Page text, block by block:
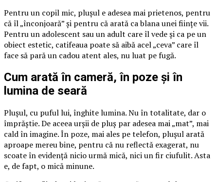
Pentru un copil mic, plușul e adesea mai prietenos, pentru
că îl „înconjoară” și pentru că arată ca blana unei ființe vii.
Pentru un adolescent sau un adult care îl vede și ca pe un
obiect estetic, catifeaua poate să aibă acel „ceva” care îl
face să pară un cadou atent ales, nu luat pe fugă.
Cum arată în cameră, în poze și în
lumina de seară
Plușul, cu puful lui, înghite lumina. Nu în totalitate, dar o
împrăștie. De aceea urșii de pluș par adesea mai „mat”, mai
cald în imagine. În poze, mai ales pe telefon, plușul arată
aproape mereu bine, pentru că nu reflectă exagerat, nu
scoate în evidență nicio urmă mică, nici un fir ciufulit. Asta
e, de fapt, o mică minune.